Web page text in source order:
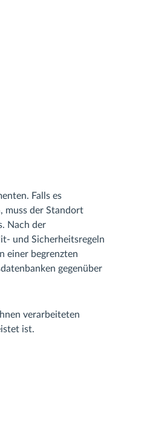
Falls es
muss der Standort
Nach der
und Sicherheitsregeln
einer begrenzten
gegenüber
verarbeiteten
ist.